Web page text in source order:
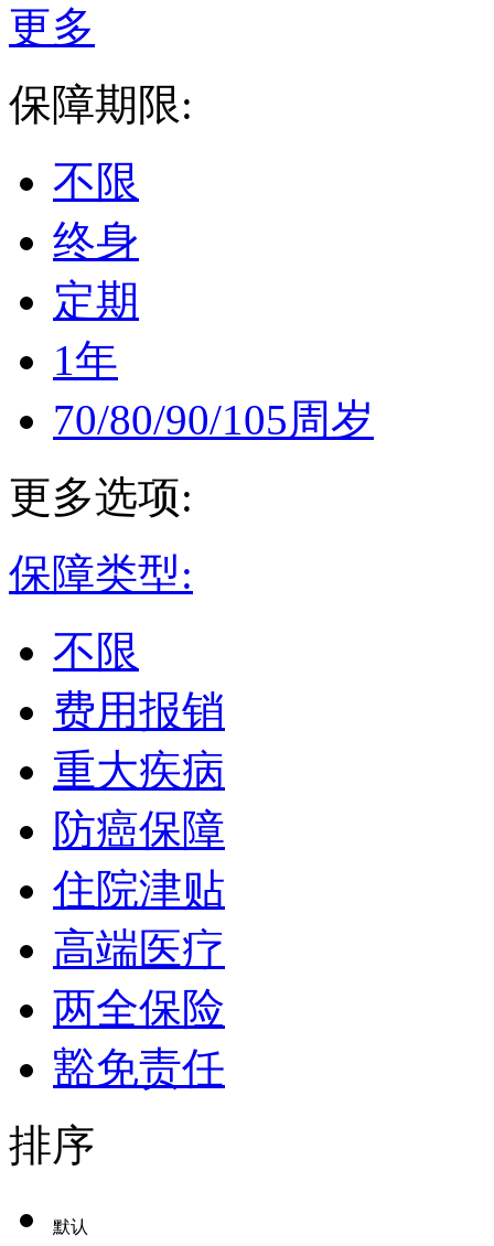
更多
保障期限:
不限
终身
定期
1年
70/80/90/105周岁
更多选项:
保障类型:
不限
费用报销
重大疾病
防癌保障
住院津贴
高端医疗
两全保险
豁免责任
排序
默认